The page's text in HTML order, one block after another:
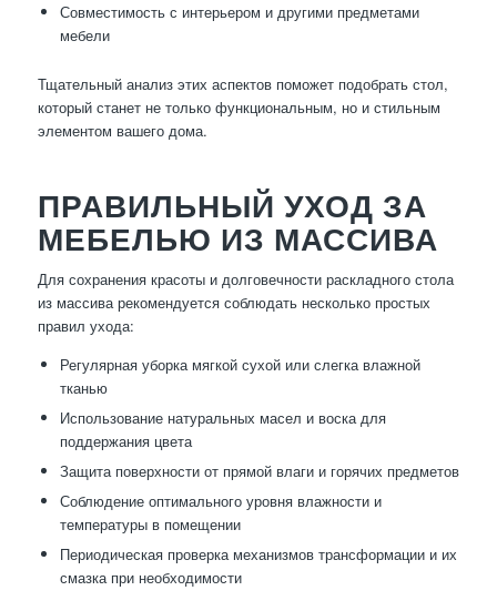
Совместимость с интерьером и другими предметами
мебели
Тщательный анализ этих аспектов поможет подобрать стол,
который станет не только функциональным, но и стильным
элементом вашего дома.
ПРАВИЛЬНЫЙ УХОД ЗА
МЕБЕЛЬЮ ИЗ МАССИВА
Для сохранения красоты и долговечности раскладного стола
из массива рекомендуется соблюдать несколько простых
правил ухода:
Регулярная уборка мягкой сухой или слегка влажной
тканью
Использование натуральных масел и воска для
поддержания цвета
Защита поверхности от прямой влаги и горячих предметов
Соблюдение оптимального уровня влажности и
температуры в помещении
Периодическая проверка механизмов трансформации и их
смазка при необходимости